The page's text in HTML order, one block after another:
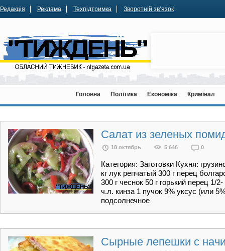
Редакція Реклама Техпідтримка Зворотній зв’язок
Головна Політика Економіка Кримінал
Салат из зеленых
18 октябрь 5 646 0
Категория: Заготовки Кухня:
кг лук репчатый 300 г перец
300 г чеснок 50 г горький перец 1/
ч.л. кинза 1 пучок 9% уксус (или
подсолнечное
Сырные лепешки с